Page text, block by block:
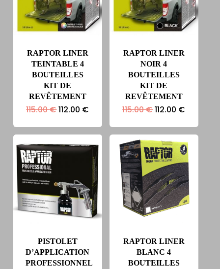
RAPTOR LINER
TEINTABLE 4
BOUTEILLES
KIT DE
REVÊTEMENT
115.00€Le
initial
était :
112.00 €
actuel
est :
RAPTOR LINER
NOIR 4
BOUTEILLES
KIT DE
REVÊTEMENT
115.00€Le
initial
était :
115.00 €.
112.00 €
actuel
est :
112.00 €.
PISTOLET
D’APPLICATION
PROFESSIONNEL
RAPTOR LINER
BLANC 4
BOUTEILLES